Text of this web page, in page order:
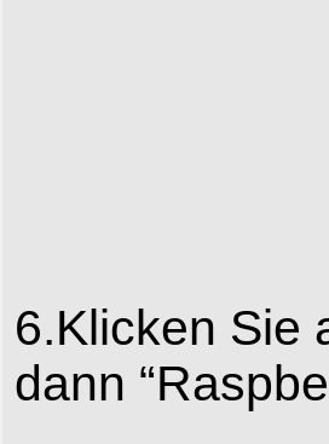
6.Klicken Sie
dann